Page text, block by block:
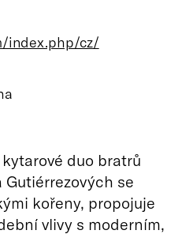
index.php/cz/
duo bratrů
Gutiérrezových se
kořeny, propojuje
vlivy s moderním,